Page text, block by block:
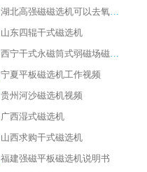
湖北高强磁磁选机可以去氧化铝
山东四辊干式磁选机
西宁干式永磁筒式弱磁场磁选机结构图
宁夏平板磁选机工作视频
贵州河沙磁选机视频
广西湿式磁选机
山西求购干式磁选机
福建强磁平板磁选机说明书